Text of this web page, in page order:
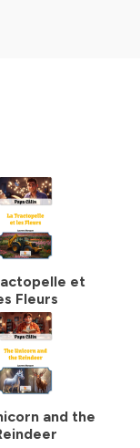
et
Fleurs
and the